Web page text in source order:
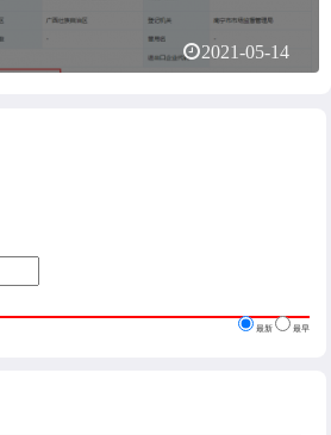
2021-05-14
最新
最早